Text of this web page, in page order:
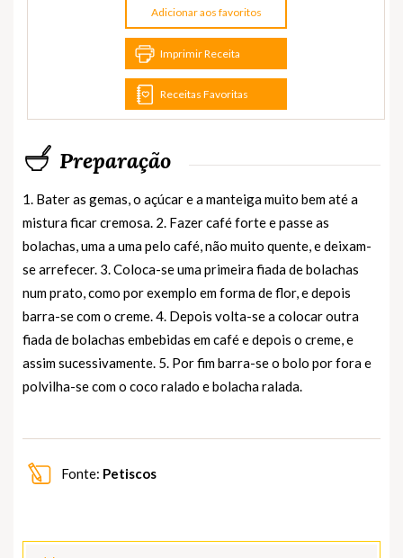
Adicionar aos favoritos
Imprimir Receita
Receitas Favoritas
Preparação
1. Bater as gemas, o açúcar e a manteiga muito bem até a
mistura ficar cremosa. 2. Fazer café forte e passe as
bolachas, uma a uma pelo café, não muito quente, e deixam-
se arrefecer. 3. Coloca-se uma primeira fiada de bolachas
num prato, como por exemplo em forma de flor, e depois
barra-se com o creme. 4. Depois volta-se a colocar outra
fiada de bolachas embebidas em café e depois o creme, e
assim sucessivamente. 5. Por fim barra-se o bolo por fora e
polvilha-se com o coco ralado e bolacha ralada.
Fonte: Petiscos